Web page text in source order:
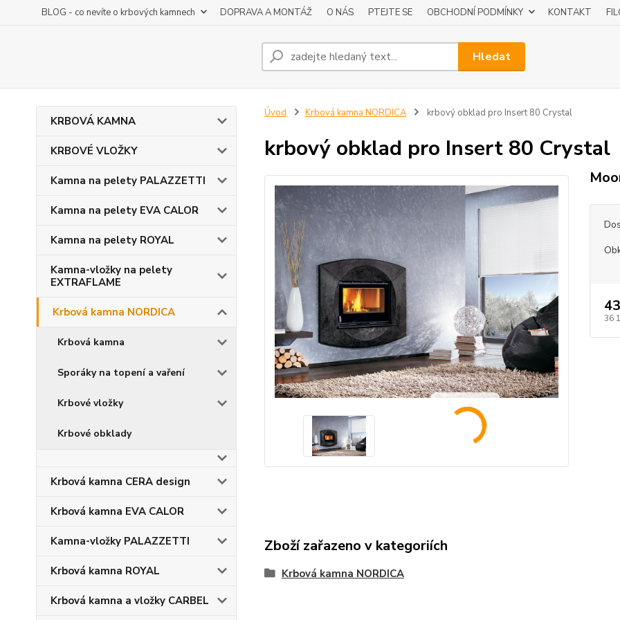
BLOG - co nevíte o krbových kamnech DOPRAVA A MONTÁŽ O NÁS PTEJTE SE OBCHODNÍ PODMÍNKY KONTAKT
Hledat
KRBOVÁ KAMNA
KRBOVÉ VLOŽKY
Kamna na pelety PALAZZETTI
Kamna na pelety EVA CALOR
Kamna na pelety ROYAL
Kamna-vložky na pelety
EXTRAFLAME
Krbová kamna NORDICA
Krbová kamna
Sporáky na topení a vaření
Krbové vložky
Krbové obklady
Krbová kamna CERA design
Krbová kamna EVA CALOR
Kamna-vložky PALAZZETTI
Krbová kamna ROYAL
Krbová kamna a vložky CARBEL
Úvod Krbová kamna NORDICA krbový obklad pro Insert 80 Crystal
krbový obklad pro Insert 80 Crystal
36
Zboží zařazeno v kategoriích
Krbová kamna NORDICA